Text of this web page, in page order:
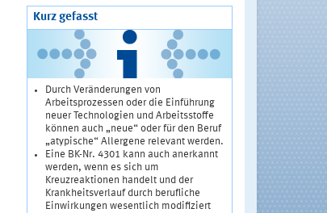
Kurz gefasst
Durch Veränderungen von
Arbeitsprozessen oder die Einführung
neuer Technologien und Arbeitsstoffe
können auch „neue“ oder für den Beruf
„atypische“ Allergene relevant werden.
Eine BK-Nr. 4301 kann auch anerkannt
werden, wenn es sich um
Kreuzreaktionen handelt und der
Krankheitsverlauf durch berufliche
Einwirkungen wesentlich modifiziert